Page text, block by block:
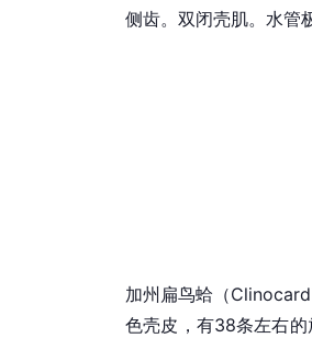
侧齿。双闭壳肌。水管
加州扁鸟蛤（
色壳皮，有38条左右